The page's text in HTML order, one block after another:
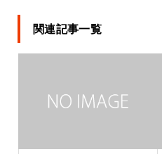
関連記事一覧